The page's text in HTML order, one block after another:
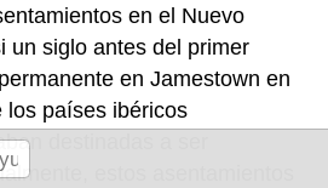
en el Nuevo
un siglo antes del primer
en Jamestown en
los países ibéricos
destinadas a ser
estos asentamientos